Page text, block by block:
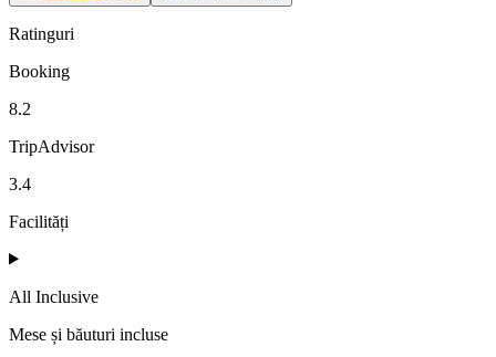
Ratinguri
Booking
8.2
TripAdvisor
3.4
Facilități
All Inclusive
Mese și băuturi incluse